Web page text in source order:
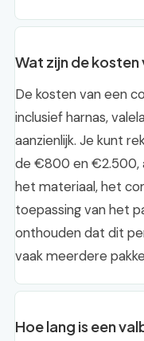
Wat zijn de
De kosten van een
inclusief harnas,
aanzienlijk. Je kunt
de €800 en €2.500,
het materiaal, het
toepassing van het
onthouden dat dit
vaak meerdere
Hoe lang is een